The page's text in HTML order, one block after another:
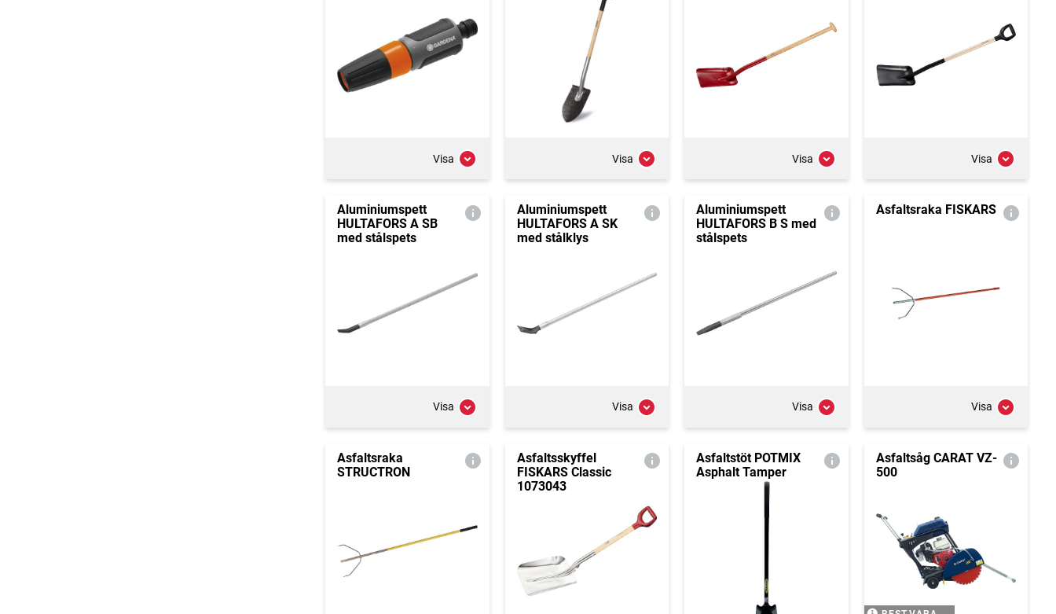
Visa Visa Visa Visa
Aluminiumspett
HULTAFORS A SB
med stålspets
Visa
Aluminiumspett
HULTAFORS A SK
med stålklys
Visa
Aluminiumspett
HULTAFORS B S med
stålspets
Visa
Asfaltsraka FISKARS
Visa
Asfaltsraka
STRUCTRON
Asfaltsskyffel
FISKARS Classic
1073043
Asfaltstöt POTMIX
Asphalt Tamper
Asfaltsåg CARAT VZ-
500